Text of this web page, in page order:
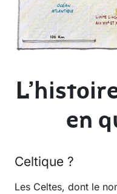
en
Celtique ?
Les Celtes, dont le